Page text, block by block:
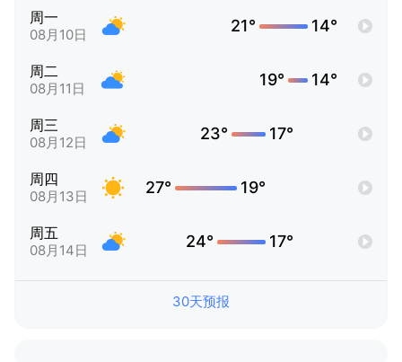
周一
08月10日 21° 14°
周二
08月11日 19° 14°
周三
08月12日 23° 17°
周四
08月13日 27° 19°
周五
08月14日 24° 17°
30天预报